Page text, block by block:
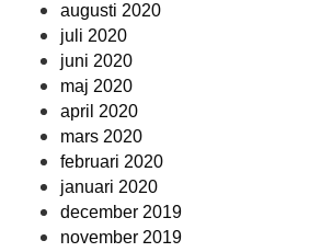
augusti 2020
juli 2020
juni 2020
maj 2020
april 2020
mars 2020
februari 2020
januari 2020
december 2019
november 2019